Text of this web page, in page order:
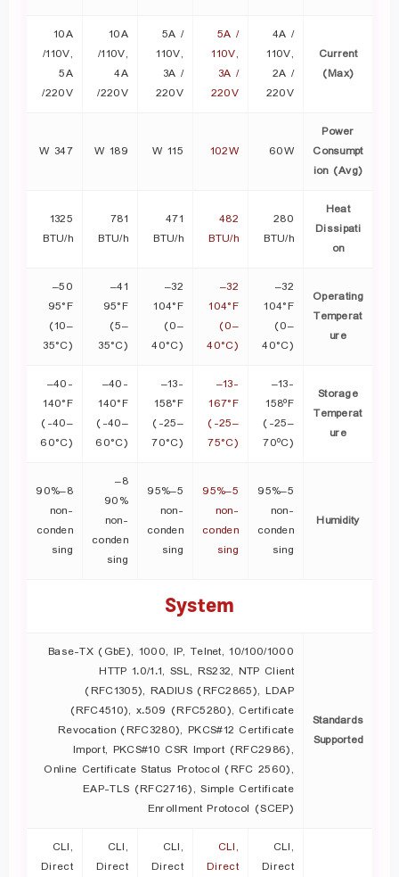
Current
(Max)
4A /
110V,
2A /
220V
5A /
110V,
3A /
220V
5A /
110V,
3A /
220V
10A
/110V,
4A
/220V
10A
/110V,
5A
/220V
Power
Consumpt
ion (Avg)
60W
102W
115 W
189 W
347 W
Heat
Dissipati
on
280
BTU/h
482
BTU/h
471
BTU/h
781
BTU/h
1325
BTU/h
Operating
Temperat
ure
32–
104°F
(0–
40°C)
32–
104°F
(0–
40°C)
32–
104°F
(0–
40°C)
41–
95°F
(5–
35°C)
50–
95°F
(10–
35°C)
Storage
Temperat
ure
-13–
158ºF
(-25–
70ºC)
-13–
167°F
(-25–
75°C)
-13–
158°F
(-25–
70°C)
-40–
140°F
(-40–
60°C)
-40–
140°F
(-40–
60°C)
Humidity
5–95%
non-
conden
sing
5–95%
non-
conden
sing
5–95%
non-
conden
sing
8–
90%
non-
conden
sing
8–90%
non-
conden
sing
System
Standards
Supported
10/100/1000 Base-TX (GbE), 1000, IP, Telnet,
HTTP 1.0/1.1, SSL, RS232, NTP Client
(RFC1305), RADIUS (RFC2865), LDAP
(RFC4510), x.509 (RFC5280), Certificate
Revocation (RFC3280), PKCS#12 Certificate
Import, PKCS#10 CSR Import (RFC2986),
Online Certificate Status Protocol (RFC 2560),
EAP-TLS (RFC2716), Simple Certificate
Enrollment Protocol (SCEP)
CLI,
Direct
CLI,
Direct
CLI,
Direct
CLI,
Direct
CLI,
Direct